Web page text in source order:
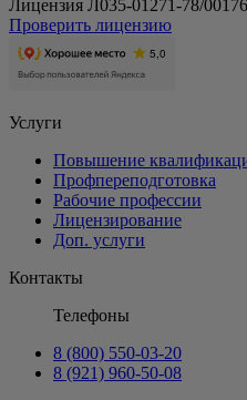
Лицензия Л035-01271-78/
Проверить лицензию
Услуги
Повышение
Профпереподготовка
Рабочие профессии
Лицензирование
Доп. услуги
Контакты
Телефоны
8 (800) 550-03-20
8 (921) 960-50-08